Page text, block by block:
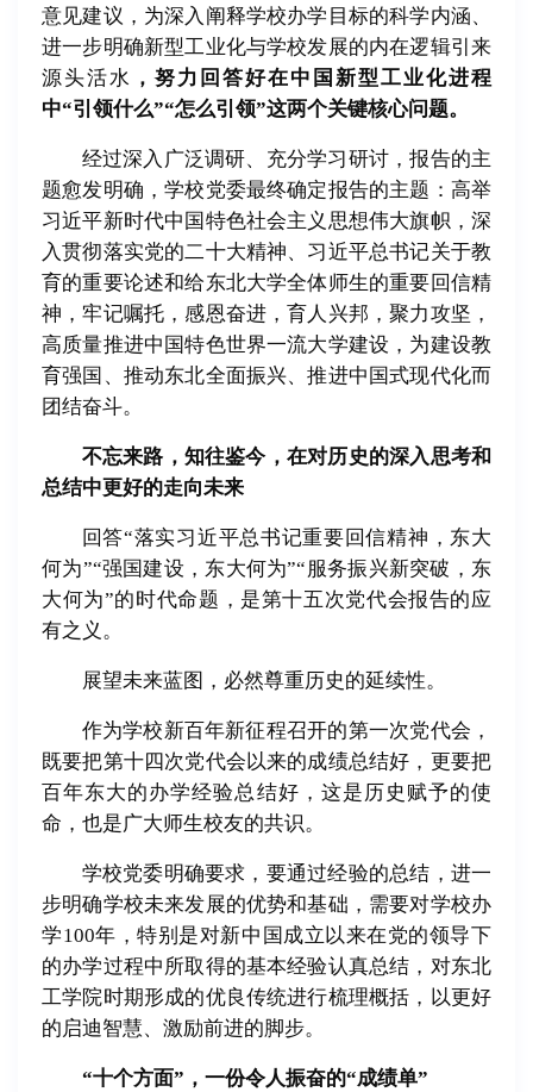
意见建议，为深入阐释学校办学目标的科学内涵、
进一步明确新型工业化与学校发展的内在逻辑引来
源头活水 ，努力回答好在中国新型工业化进程
中“引领什么”“怎么引领”这两个关键核心问题。
经过深入广泛调研、充分学习研讨，报告的主
题愈发明确，学校党委最终确定报告的主题：高举
习近平新时代中国特色社会主义思想伟大旗帜，深
入贯彻落实党的二十大精神、习近平总书记关于教
育的重要论述和给东北大学全体师生的重要回信精
神，牢记嘱托，感恩奋进，育人兴邦，聚力攻坚，
高质量推进中国特色世界一流大学建设，为建设教
育强国、推动东北全面振兴、推进中国式现代化而
团结奋斗。
不忘来路，知往鉴今，在对历史的深入思考和
总结中更好的走向未来
回答“落实习近平总书记重要回信精神，东大
何为”“强国建设，东大何为”“服务振兴新突破，东
大何为”的时代命题，是第十五次党代会报告的应
有之义。
展望未来蓝图，必然尊重历史的延续性。
作为学校新百年新征程召开的第一次党代会，
既要把第十四次党代会以来的成绩总结好，更要把
百年东大的办学经验总结好，这是历史赋予的使
命，也是广大师生校友的共识。
学校党委明确要求，要通过经验的总结，进一
步明确学校未来发展的优势和基础，需要对学校办
学100年，特别是对新中国成立以来在党的领导下
的办学过程中所取得的基本经验认真总结，对东北
工学院时期形成的优良传统进行梳理概括，以更好
的启迪智慧、激励前进的脚步。
“十个方面”，一份令人振奋的“成绩单”